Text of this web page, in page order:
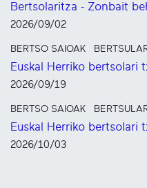
Bertsolaritza - Zonbait
2026/09/02
BERTSO SAIOAK
Euskal Herriko bertsolari
2026/09/19
BERTSO SAIOAK
Euskal Herriko bertsolari
2026/10/03